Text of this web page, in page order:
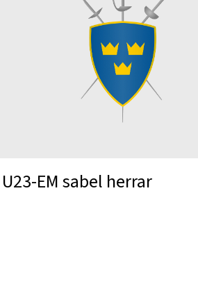
U23-EM sabel herrar